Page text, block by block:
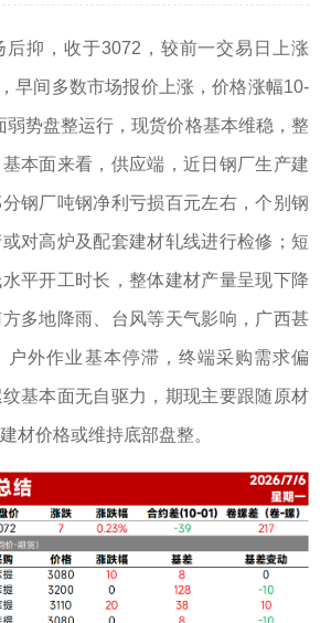
后抑，收于3072，较前一交易日上涨
早间多数市场报价上涨，价格涨幅10-
弱势盘整运行，现货价格基本维稳，整
本面来看，供应端，近日钢厂生产建
钢厂吨钢净利亏损百元左右，个别钢
对高炉及配套建材轧线进行检修；短
平开工时长，整体建材产量呈现下降
多地降雨、台风等天气影响，广西甚
户外作业基本停滞，终端采购需求偏
基本面无自驱力，期现主要跟随原材
材价格或维持底部盘整。